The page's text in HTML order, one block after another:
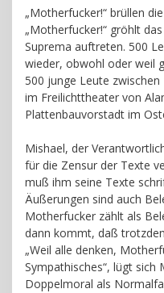
„Motherfucker!“ brüllen
„Motherfucker!“ gröhlt
Suprema auftreten. 500
wieder, obwohl oder weil
500 junge Leute
im Freilichttheater von
Plattenbauvorstadt im
Mishael, der
für die Zensur der Texte
muß ihm seine Texte
Äußerungen sind auch
Motherfucker zählt als
dann kommt, daß
„Weil alle denken,
Sympathisches“, lügt sich
Doppelmoral als